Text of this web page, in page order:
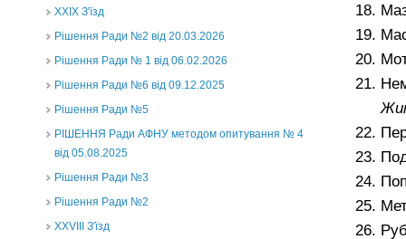
XXІХ З'їзд
Рішення Ради №2 від 20.03.2026
Рішення Ради № 1 від 06.02.2026
Рішення Ради №6 від 09.12.2025
Рішення Ради №5
РІШЕННЯ Ради АФНУ методом опитування № 4
від 05.08.2025
Рішення Ради №3
Рішення Ради №2
XXVIII З'їзд